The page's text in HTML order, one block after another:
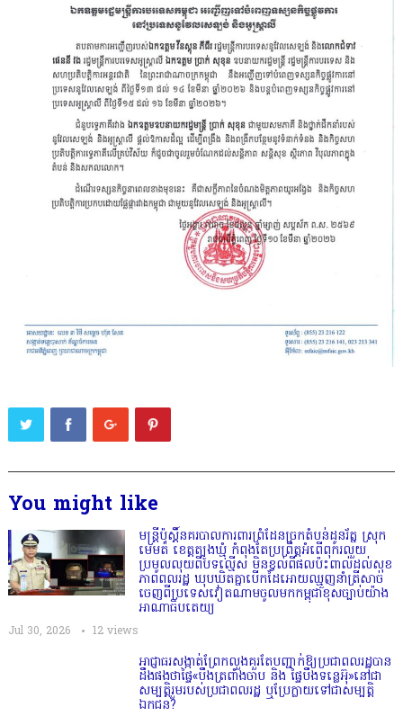
You might like
មន្ត្រីប៉ុស្តិ៍នគរបាលការពារព្រំដែនច្រកតំបន់ដូនរ័ត្ន ស្រុក
មេមត់ ខេត្តត្បូងឃ្មុំ កំពុងតែប្រព្រឹត្តអំពើពុករលួយ
ប្រមូលលុយពីបទល្មើស មិនខ្វល់ពីផលប៉ះពាល់ដល់សុខ
ភាពពលរដ្ឋ ឃុបឃិតគ្នាបើកដៃអោយឈ្មួញនាំត្រីសាច់
ចេញពីប្រទេសវៀតណាមចូលមកកម្ពុជាខុសច្បាប់យ៉ាង
អាណាធិបតេយ្យ
Jul 30, 2026 12views
អាជ្ញាធរសង្កាត់ព្រែកលួងគួរតែបញ្ជាក់ឱ្យប្រជាពលរដ្ឋបាន
ដឹងផងថាផ្ទៃ«បឹងត្រពាំងចាប និង ផ្ទៃបឹងទន្លេអ៊ុ»នៅជា
សម្បត្តិរួមរបស់ប្រជាពលរដ្ឋ ឬប្រែក្លាយទៅជាសម្បត្តិ
ឯកជន?